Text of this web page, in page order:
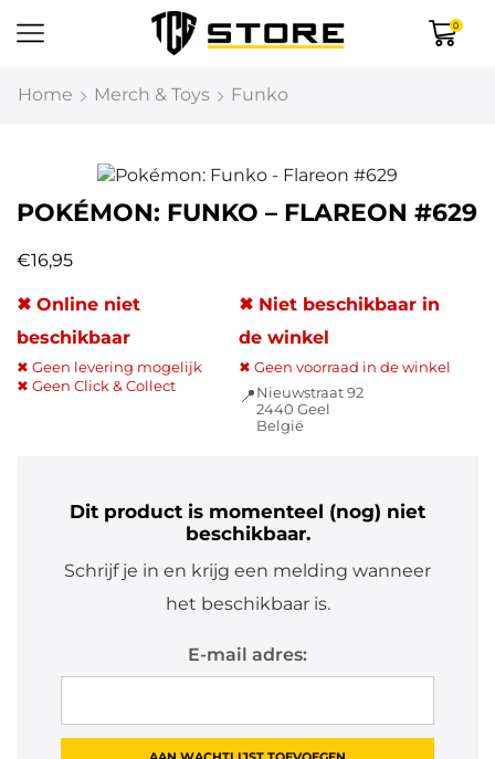
0
Home Merch & Toys Funko
POKÉMON: FUNKO – FLAREON #629
€16,95
✖ Online niet
beschikbaar
✖ Geen levering mogelijk
✖ Geen Click & Collect
✖ Niet beschikbaar in
de winkel
✖ Geen voorraad in de winkel
📍Nieuwstraat 92
2440 Geel
België
Dit product is momenteel (nog) niet
beschikbaar.
Schrijf je in en krijg een melding wanneer
het beschikbaar is.
E-mail adres: